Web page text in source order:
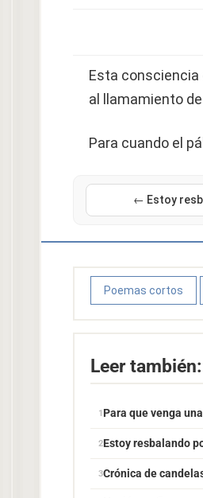
Esta consciencia
al llamamiento
Para cuando el
← Estoy
Poemas cortos
Leer también:
Para que venga
Estoy resbalando
Crónica de